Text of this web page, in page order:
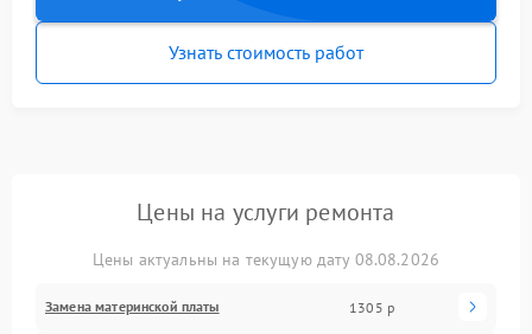
Узнать стоимость работ
Цены на услуги ремонта
Цены актуальны на текущую дату 08.08.2026
Замена материнской платы 1305 р